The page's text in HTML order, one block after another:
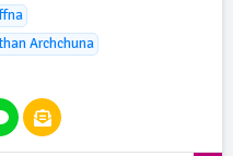
Archchuna